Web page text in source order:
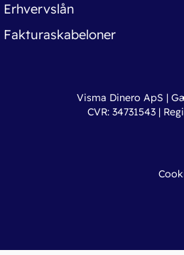
Erhvervslån
Fakturaskabeloner
Visma Dinero ApS |
CVR: 34731543 |